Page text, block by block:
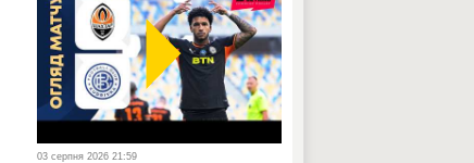
03 серпня 2026 21:59